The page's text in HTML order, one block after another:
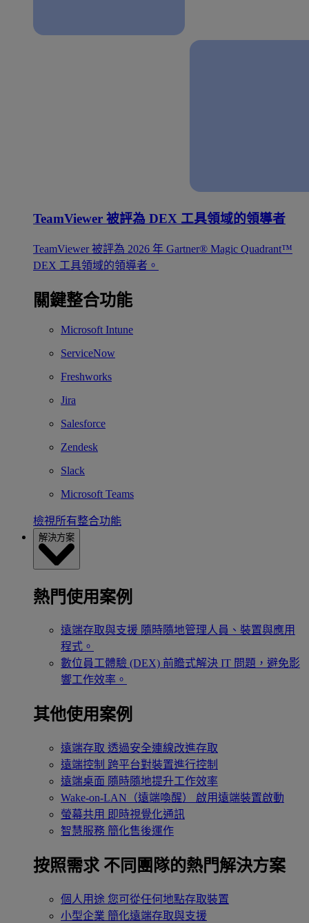
TeamViewer 被評為 DEX 工具領域的領導者
TeamViewer 被評為 2026 年 Gartner® Magic Quadrant™
DEX 工具領域的領導者。
關鍵整合功能
Microsoft Intune
ServiceNow
Freshworks
Jira
Salesforce
Zendesk
Slack
Microsoft Teams
檢視所有整合功能
解決方案
熱門使用案例
遠端存取與支援 隨時隨地管理人員、裝置與應用
程式。
數位員工體驗 (DEX) 前瞻式解決 IT 問題，避免影
響工作效率。
其他使用案例
遠端存取 透過安全連線改進存取
遠端控制 跨平台對裝置進行控制
遠端桌面 隨時隨地提升工作效率
Wake-on-LAN（遠端喚醒）
啟用遠端裝置啟動
螢幕共用 即時視覺化通訊
智慧服務 簡化售後運作
按照需求 不同團隊的熱門解決方案
個人用途 您可從任何地點存取裝置
小型企業 簡化遠端存取與支援